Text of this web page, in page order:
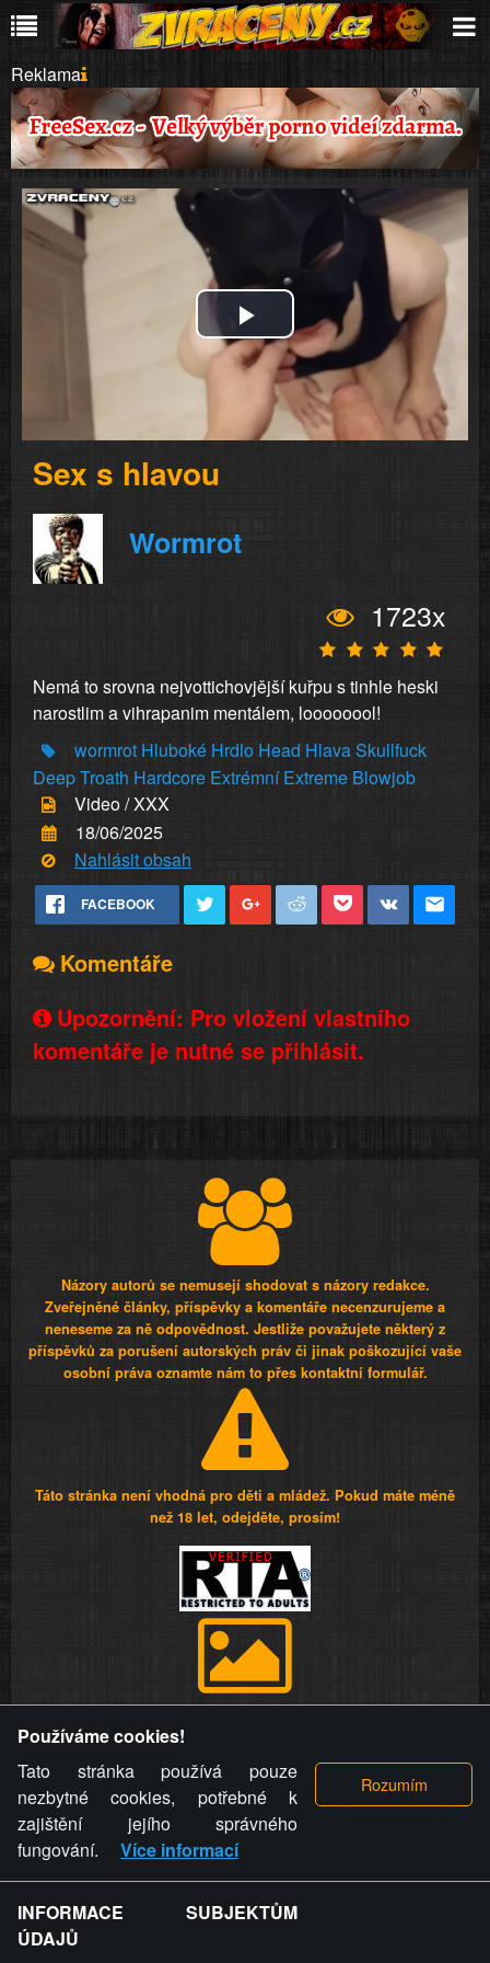
Reklama
Play
Video
Sex s hlavou
Wormrot
1723x
Nemá to srovna nejvottichovjější kuřpu s tinhle heski
narostlim a vihrapanim mentálem, loooooool!
wormrot Hluboké Hrdlo Head HlavaSkullfuck
DeepTroath Hardcore ExtrémníExtreme Blowjob
Video / XXX
18/06/2025
Nahlásit obsah
FACEBOOK
Komentáře
Upozornění: Pro vložení vlastního
komentáře je nutné se přihlásit.
Názory autorů se nemusejí shodovat s názory redakce.
Zveřejněné články, příspěvky a komentáře necenzurujeme a
neneseme za ně odpovědnost. Jestliže považujete některý z
příspěvků za porušení autorských práv či jinak poškozující vaše
osobní práva oznamte nám to přes kontaktní formulář.
Táto stránka není vhodná pro děti a mládež. Pokud máte méně
než 18 let, odejděte, prosím!
videa a komentáře. Osoba, které se toto opatření provozovatele
stránky týče, ani osoba, která umístila fotografii nebo video na
stránku, nemůže z důvodu odstranění fotografie, videa nebo
komentáře pro výše uvedenou okolnost uplatnit vůči
provozovateli stránky žádný nárok na náhradu škody nebo
nemajetkové újmy.
ZVRÁCENÝ.CZ - Svět není zvrácenej. To jen
Používáme cookies!
Tato stránka používá pouze
nezbytné cookies, potřebné k
zajištění jejího správného
fungování.
Více informací
INFORMACE SUBJEKTŮM
ÚDAJŮ